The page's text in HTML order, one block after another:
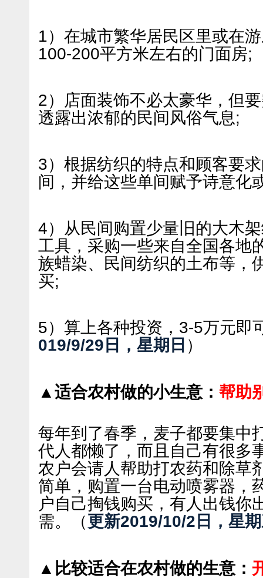
1）在城市繁华居民区里或在
100-200平方米左右的门面房;
2）店面装饰不必太豪华，但
透露出浓郁的民间风俗气息;
3）根据纺织的特点和顾客要
间，并给这些单间赋予诗意化
4）从民间购置少量旧的大木
工具，采购一些来自全国各地
族蜡染、民间纺织的土布等，
买;
5）算上各种投资，3-5万元即
019/9/29日，星期日 ）
▲适合农村做的小生意： 帮助
每年到了春季，麦子都要集中
代人都懒了，而且自己有很多
农户会请人帮助打农药和除草
简单，购置一台电动喷雾器，
户自己掏钱购买，有人出钱你
需。
（更新2019/10/2日，星
▲比较适合在农村做的生意：